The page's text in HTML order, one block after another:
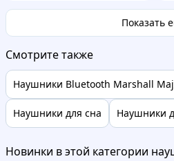
Показать
Смотрите также
Наушники Bluetooth Marshall
Наушники для сна Наушники
Новинки в этой категории